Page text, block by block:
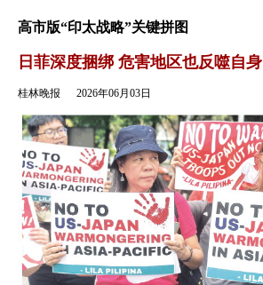
返回 2026年06月03日
高市版“印太战略”关键拼图
日菲深度捆绑 危害地区也反噬自身
桂林晚报 2026年06月03日